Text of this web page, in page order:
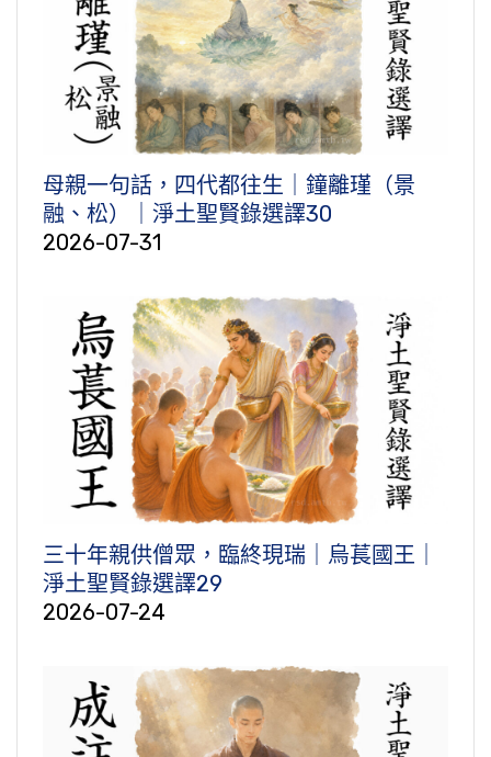
母親一句話，四代都往生｜鐘離瑾（景
融、松）｜淨土聖賢錄選譯30
2026-07-31
三十年親供僧眾，臨終現瑞｜烏萇國王｜
淨土聖賢錄選譯29
2026-07-24